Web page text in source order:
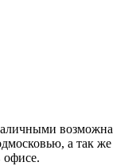
возможна
а так же
офисе.